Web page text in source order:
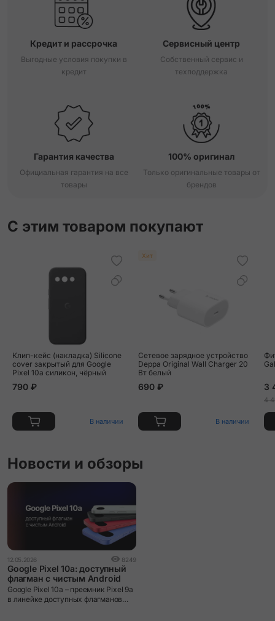
Кредит и рассрочка
Выгодные условия покупки в
кредит
Сервисный центр
Собственный сервис и
техподдержка
Гарантия качества
Официальная гарантия на все
товары
100% оригинал
Только оригинальные товары от
брендов
С этим товаром покупают
Клип-кейс (накладка) Silicone
cover закрытый для Google
Pixel 10a силикон, чёрный
790 ₽
В наличии
Хит
Сетевое зарядное устройство
Deppa Original Wall Charger 20
Вт белый
690 ₽
В наличии
3
4
Новости и обзоры
12.05.2026 8249
Google Pixel 10a: доступный
флагман с чистым Android
Google Pixel 10a – преемник Pixel 9a
в линейке доступных флагманов